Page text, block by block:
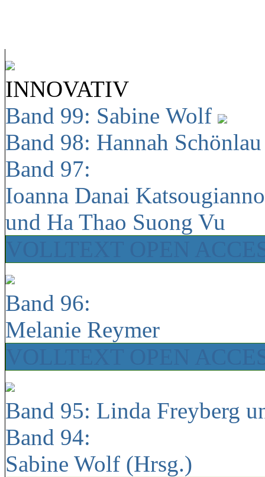
INNOVATIV
Band 99: Sabine Wolf
Band 98: Hannah
Band 97:
Ioanna Danai
und Ha Thao Suong Vu
Band 96:
Melanie Reymer
Band 95: Linda Freyberg
Band 94:
Sabine Wolf (Hrsg.)